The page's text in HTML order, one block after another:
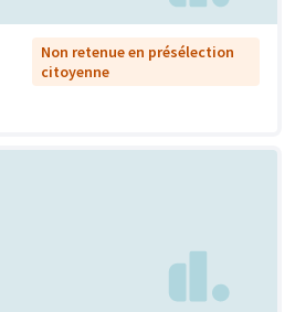
Non retenue en présélection
citoyenne